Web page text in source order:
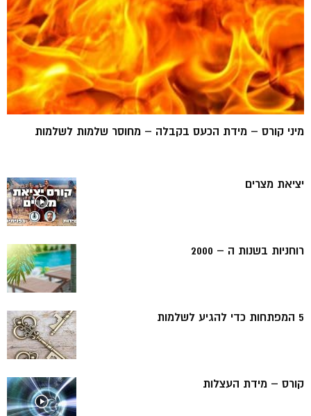
מיני קורס – מידת הכעס בקבלה – מחוסר שלמות לשלמות
יציאת מצרים
רוחניות בשנות ה – 2000
5 המפתחות כדי להגיע לשלמות
קורס – מידת העצלות